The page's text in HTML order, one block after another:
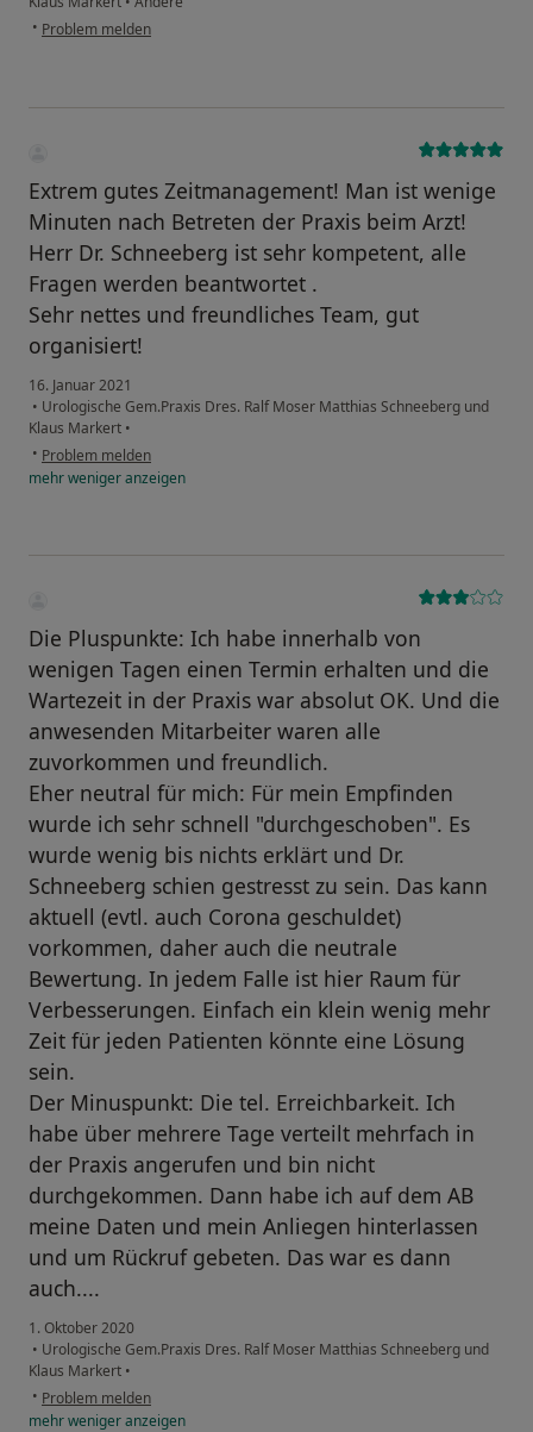
• Problem melden
Extrem gutes Zeitmanagement! Man ist wenige
Minuten nach Betreten der Praxis beim Arzt!
Herr Dr. Schneeberg ist sehr kompetent, alle
Fragen werden beantwortet .
Sehr nettes und freundliches Team, gut
organisiert!
16. Januar 2021
• Urologische Gem.Praxis Dres. Ralf Moser Matthias Schneeberg und
Klaus Markert •
• Problem melden
mehrwenigeranzeigen
Die Pluspunkte: Ich habe innerhalb von
wenigen Tagen einen Termin erhalten und die
Wartezeit in der Praxis war absolut OK. Und die
anwesenden Mitarbeiter waren alle
zuvorkommen und freundlich.
Eher neutral für mich: Für mein Empfinden
wurde ich sehr schnell "durchgeschoben". Es
wurde wenig bis nichts erklärt und Dr.
Schneeberg schien gestresst zu sein. Das kann
aktuell (evtl. auch Corona geschuldet)
vorkommen, daher auch die neutrale
Bewertung. In jedem Falle ist hier Raum für
Verbesserungen. Einfach ein klein wenig mehr
Zeit für jeden Patienten könnte eine Lösung
sein.
Der Minuspunkt: Die tel. Erreichbarkeit. Ich
habe über mehrere Tage verteilt mehrfach in
der Praxis angerufen und bin nicht
durchgekommen. Dann habe ich auf dem AB
meine Daten und mein Anliegen hinterlassen
und um Rückruf gebeten. Das war es dann
auch....
1. Oktober 2020
• Urologische Gem.Praxis Dres. Ralf Moser Matthias Schneeberg und
Klaus Markert •
• Problem melden
mehrwenigeranzeigen